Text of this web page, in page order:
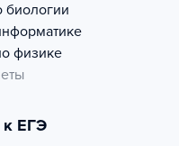
физике
к ЕГЭ